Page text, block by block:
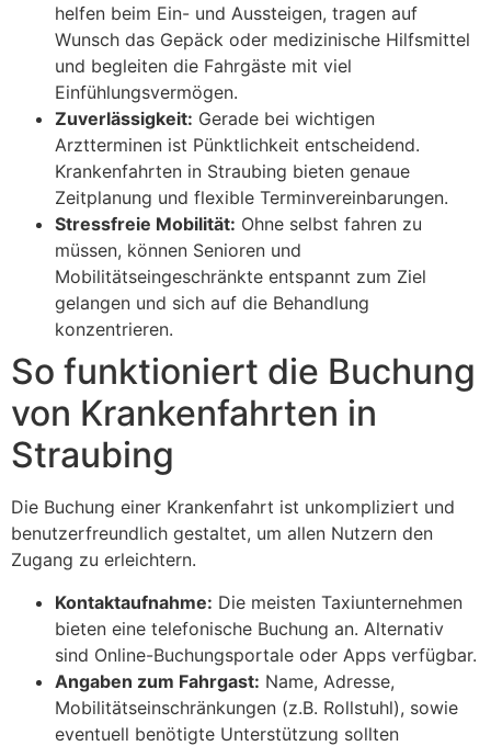
helfen beim Ein- und Aussteigen, tragen auf
Wunsch das Gepäck oder medizinische Hilfsmittel
und begleiten die Fahrgäste mit viel
Einfühlungsvermögen.
Zuverlässigkeit: Gerade bei wichtigen
Arztterminen ist Pünktlichkeit entscheidend.
Krankenfahrten in Straubing bieten genaue
Zeitplanung und flexible Terminvereinbarungen.
Stressfreie Mobilität: Ohne selbst fahren zu
müssen, können Senioren und
Mobilitätseingeschränkte entspannt zum Ziel
gelangen und sich auf die Behandlung
konzentrieren.
So funktioniert die Buchung
von Krankenfahrten in
Straubing
Die Buchung einer Krankenfahrt ist unkompliziert und
benutzerfreundlich gestaltet, um allen Nutzern den
Zugang zu erleichtern.
Kontaktaufnahme: Die meisten Taxiunternehmen
bieten eine telefonische Buchung an. Alternativ
sind Online-Buchungsportale oder Apps verfügbar.
Angaben zum Fahrgast: Name, Adresse,
Mobilitätseinschränkungen (z.B. Rollstuhl), sowie
eventuell benötigte Unterstützung sollten